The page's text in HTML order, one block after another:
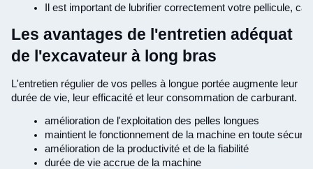
Il est important de lubrifier correctement votre pellicule,
Les avantages de l'entretien adéquat
de l'excavateur à long bras
L'entretien régulier de vos pelles à longue portée augmente leur
durée de vie, leur efficacité et leur consommation de carburant.
amélioration de l'exploitation des pelles longues
maintient le fonctionnement de la machine en toute sécurité
amélioration de la productivité et de la fiabilité
durée de vie accrue de la machine